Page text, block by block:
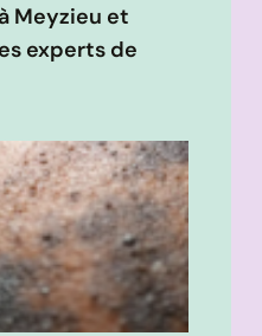
Meyzieu et
experts de